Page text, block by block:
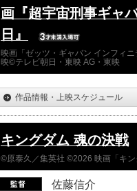
画『超宇宙刑事ギャ
日』
映画「ゼッツ・ギャバン インフィ
映©テレビ朝日・東映 AG・東映
作品情報・上映スケジュール
キングダム 魂の決戦
©原泰久／集英社 ©2026 映画「キ
佐藤信介